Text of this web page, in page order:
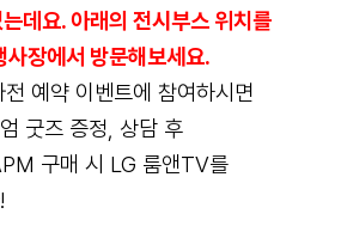
데요. 아래의 전시부스 위치를
사장에서 방문해보세요.
예약 이벤트에 참여하시면
굿즈 증정, 상담 후
구매 시 LG 룸앤TV를